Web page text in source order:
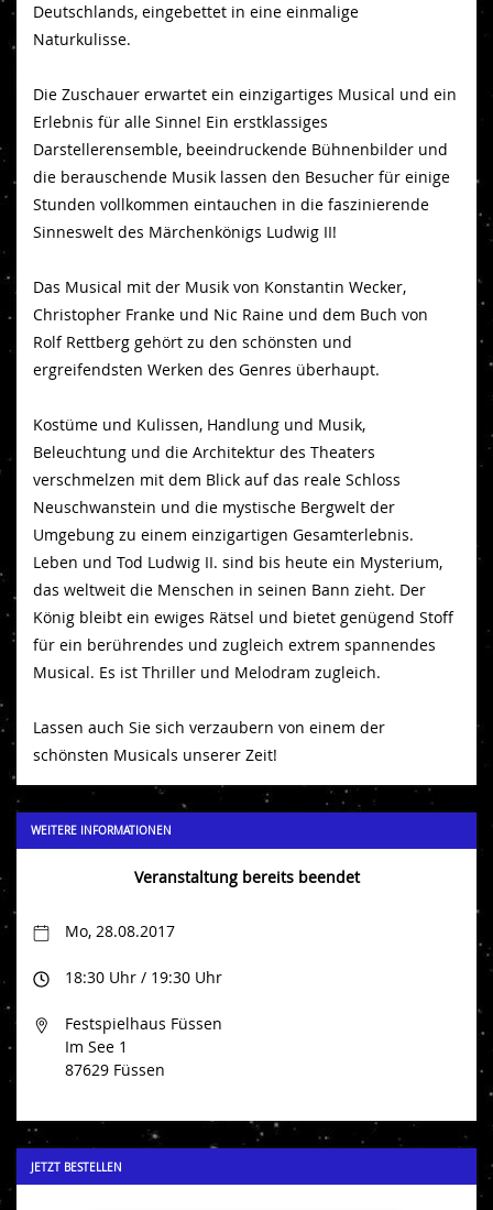
Deutschlands, eingebettet in eine einmalige
Naturkulisse.
Die Zuschauer erwartet ein einzigartiges Musical und ein
Erlebnis für alle Sinne! Ein erstklassiges
Darstellerensemble, beeindruckende Bühnenbilder und
die berauschende Musik lassen den Besucher für einige
Stunden vollkommen eintauchen in die faszinierende
Sinneswelt des Märchenkönigs Ludwig II!
Das Musical mit der Musik von Konstantin Wecker,
Christopher Franke und Nic Raine und dem Buch von
Rolf Rettberg gehört zu den schönsten und
ergreifendsten Werken des Genres überhaupt.
Kostüme und Kulissen, Handlung und Musik,
Beleuchtung und die Architektur des Theaters
verschmelzen mit dem Blick auf das reale Schloss
Neuschwanstein und die mystische Bergwelt der
Umgebung zu einem einzigartigen Gesamterlebnis.
Leben und Tod Ludwig II. sind bis heute ein Mysterium,
das weltweit die Menschen in seinen Bann zieht. Der
König bleibt ein ewiges Rätsel und bietet genügend Stoff
für ein berührendes und zugleich extrem spannendes
Musical. Es ist Thriller und Melodram zugleich.
Lassen auch Sie sich verzaubern von einem der
schönsten Musicals unserer Zeit!
WEITERE INFORMATIONEN
Veranstaltung bereits beendet
Mo, 28.08.2017
18:30 Uhr / 19:30 Uhr
Festspielhaus Füssen
Im See 1
87629 Füssen
JETZT BESTELLEN